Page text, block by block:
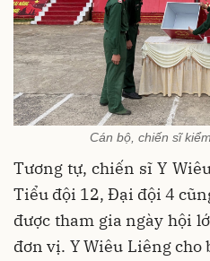
Cán bộ, chiến sĩ
Tương tự, chiến sĩ Y
Tiểu đội 12, Đại đội 4
được tham gia ngày hội
đơn vị. Y Wiêu Liêng